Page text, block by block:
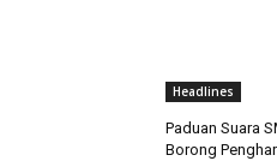
Headlines
Paduan Suara
Borong